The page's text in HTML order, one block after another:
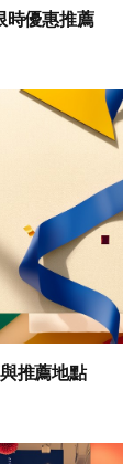
時優惠推薦
推薦地點